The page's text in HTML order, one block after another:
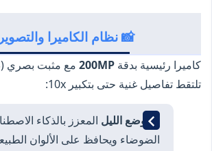
📸 نظام الكاميرا والتصوير
كاميرا رئيسية بدقة 200MP
تلتقط تفاصيل غنية حتى بتكبير 10x:
🌙 وضع الليل المعزز بالذكاء
الضوضاء ويحافظ على الألوان